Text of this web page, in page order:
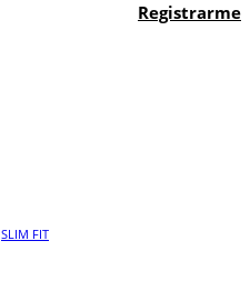
Registrarme
SLIM FIT